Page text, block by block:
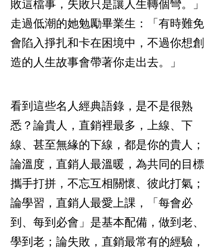
敗這檔事，失敗只是讓人生轉個彎。」
走過低潮的她勉勵畢業生：「有時難免
會陷入掙扎和卡在困境中，不過你想創
造的人生故事會帶著你走出去。」
看到這些名人經典語錄，是不是很熟
悉？論貴人，直銷裡最多，上線、下
線、甚至無緣的下線，都是你的貴人；
論溫度，直銷人最溫暖，為共同的目標
攜手打拼，不忘互相關懷、彼此打氣；
論學習，直銷人最愛上課，「每會必
到、每到必會」是基本配備，做到老、
學到老；論失敗，直銷最常有的經驗，